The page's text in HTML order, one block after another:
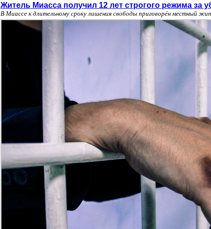
Житель Миасса получил 12 лет строгого режима за
В Миассе к длительному сроку лишения свободы приговорён местный